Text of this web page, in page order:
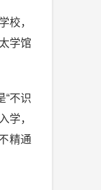
校，
学馆
不识
学，
精通